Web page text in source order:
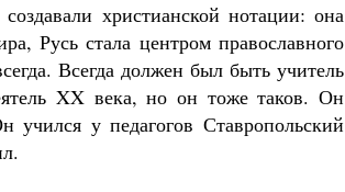
христианской нотации: она
Русь стала центром православного
Всегда должен был быть учитель
XX века, но он тоже таков. Он
учился у педагогов Ставропольский